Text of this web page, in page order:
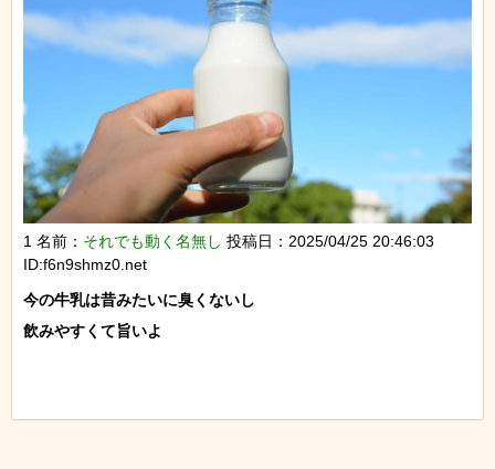
1 名前： それでも動く名無し 投稿日：2025/04/25 20:46:03
ID:f6n9shmz0.net
今の牛乳は昔みたいに臭くないし
飲みやすくて旨いよ